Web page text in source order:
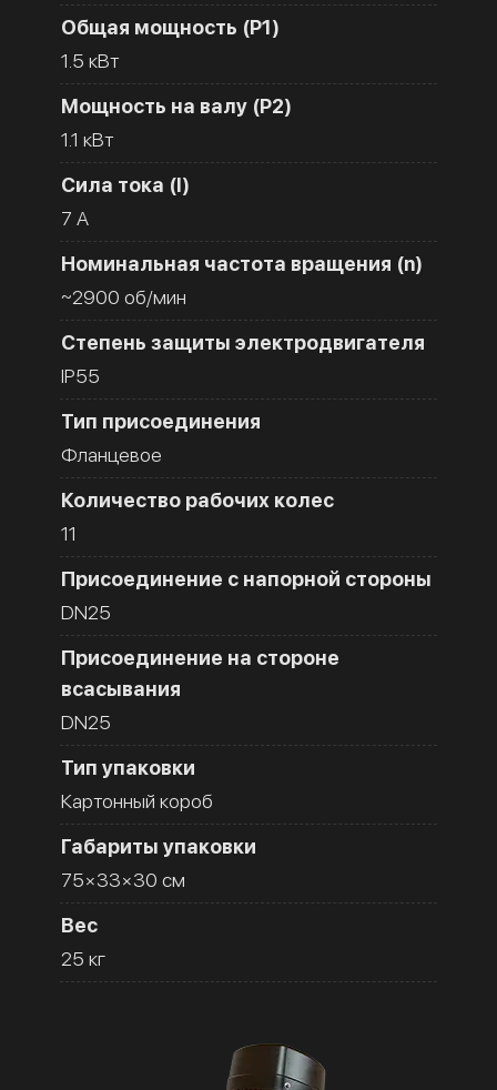
Общая мощность (Р1)
1.5 кВт
Мощность на валу (Р2)
1.1 кВт
Сила тока (I)
7 A
Номинальная частота вращения (n)
~2900 об/мин
Степень защиты электродвигателя
IP55
Тип присоединения
Фланцевое
Количество рабочих колес
11
Присоединение с напорной стороны
DN25
Присоединение на стороне
всасывания
DN25
Тип упаковки
Картонный короб
Габариты упаковки
75×33×30 см
Вес
25 кг